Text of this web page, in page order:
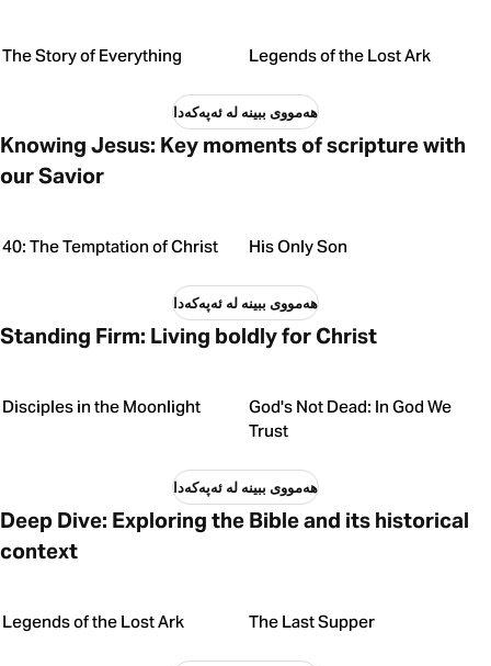
The Story of Everything Legends of the Lost Ark
هەمووی ببینە لە ئەپەکەدا
Knowing Jesus: Key moments of scripture with
our Savior
40: The Temptation of Christ His Only Son
هەمووی ببینە لە ئەپەکەدا
Standing Firm: Living boldly for Christ
Disciples in the Moonlight
God's Not Dead: In God We
Trust
هەمووی ببینە لە ئەپەکەدا
Deep Dive: Exploring the Bible and its historical
context
Legends of the Lost Ark The Last Supper